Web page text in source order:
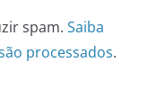
spam. Saiba
processados.